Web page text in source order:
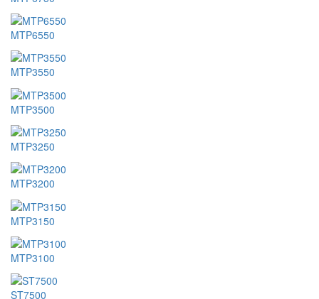
MTP6550
MTP3550
MTP3500
MTP3250
MTP3200
MTP3150
MTP3100
ST7500